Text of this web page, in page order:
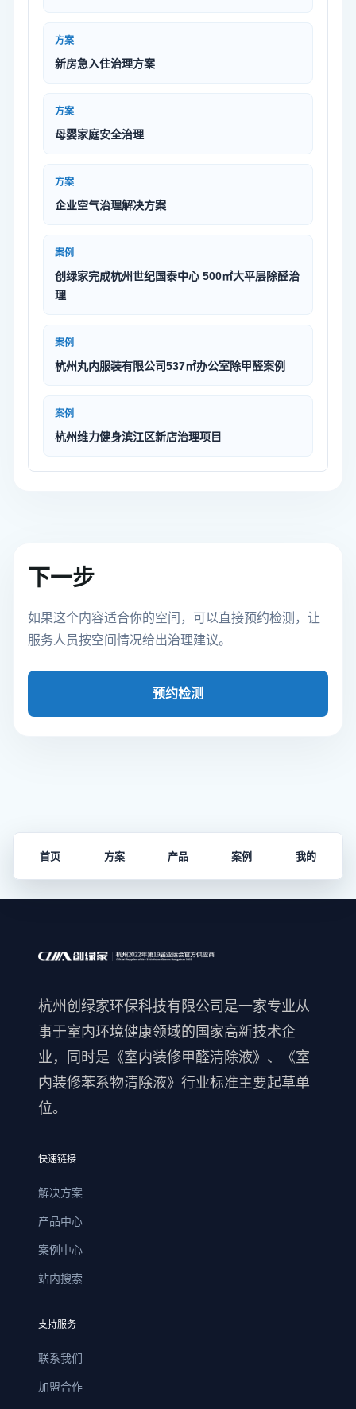
方案
新房急入住治理方案
方案
母婴家庭安全治理
方案
企业空气治理解决方案
案例
创绿家完成杭州世纪国泰中心 500㎡大平层除醛治
理
案例
杭州丸内服装有限公司537㎡办公室除甲醛案例
案例
杭州维力健身滨江区新店治理项目
下一步
如果这个内容适合你的空间，可以直接预约检测，让
服务人员按空间情况给出治理建议。
预约检测
首页 方案 产品 案例 我的
杭州创绿家环保科技有限公司是一家专业从
事于室内环境健康领域的国家高新技术企
业，同时是《室内装修甲醛清除液》、《室
内装修苯系物清除液》行业标准主要起草单
位。
快速链接
解决方案
产品中心
案例中心
站内搜索
支持服务
联系我们
加盟合作